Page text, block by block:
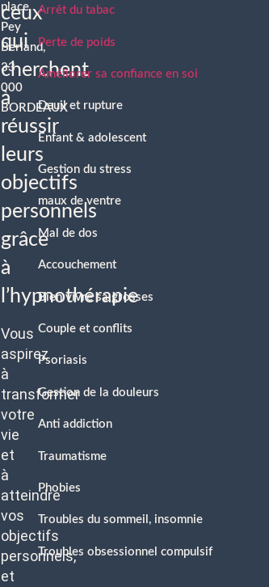
ceux
qui
cherchent
à
réussir
leurs
objectifs
personnels
grâce
à
l’hypnothérapie
Vous
aspirez
à
transformer
votre
vie
et
à
atteindre
vos
objectifs
personnels,
et
place
Pey
Berland,
33
000
BORDEAUX
Arrêt du tabac
Perte de poids
Améliorer sa confiance en soi
Deuil et rupture
Enfant & adolescent
Gestion du stress
maux de ventre
Mal de dos
Accouchement
Bien vivre sa grosses
Couple et conflits
Psoriasis
Gestion de la douleurs
Anti addiction
Traumatisme
Phobies
Troubles du sommeil, insomnie
Troubles obsessionnel compulsif